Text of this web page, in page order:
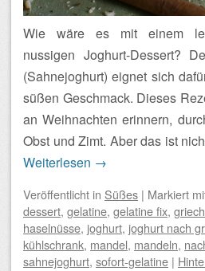
Wie wäre es mit einem
nussigen Joghurt-Dessert?
(Sahnejoghurt) eignet sich
süßen Geschmack. Dieses
an Weihnachten erinnern,
Obst und Zimt. Aber das ist
Weiterlesen →
Veröffentlicht in Süßes | Markiert
dessert, gelatine, gelatine fix,
haselnüsse, joghurt, joghurt nach
kühlschrank, mandel, mandeln,
sahnejoghurt, sofort-gelatine |